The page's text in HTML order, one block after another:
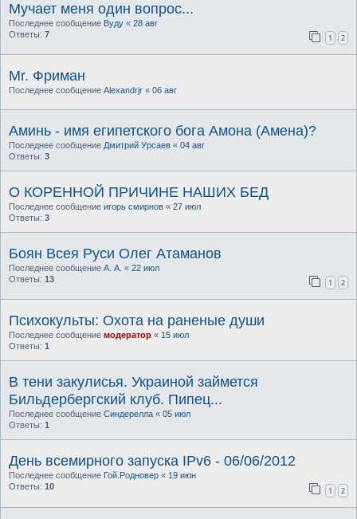
Мучает меня один вопрос...
Последнее сообщение Вуду « 28 авг
Ответы: 7 1 2
Mr. Фриман
Последнее сообщение Alexandrjr « 06 авг
Аминь - имя египетского бога Амона (Амена)?
Последнее сообщение Дмитрий Урсаев « 04 авг
Ответы: 3
О КОРЕННОЙ ПРИЧИНЕ НАШИХ БЕД
Последнее сообщение игорь смирнов « 27 июл
Ответы: 3
Боян Всея Руси Олег Атаманов
Последнее сообщение А. А. « 22 июл
Ответы: 13 1 2
Психокульты: Охота на раненые души
Последнее сообщение модератор « 15 июл
Ответы: 1
В тени закулисья. Украиной займется
Бильдербергский клуб. Пипец...
Последнее сообщение Синдерелла « 05 июл
Ответы: 1
День всемирного запуска IPv6 - 06/06/2012
Последнее сообщение Гой.Родновер « 19 июн
Ответы: 10 1 2